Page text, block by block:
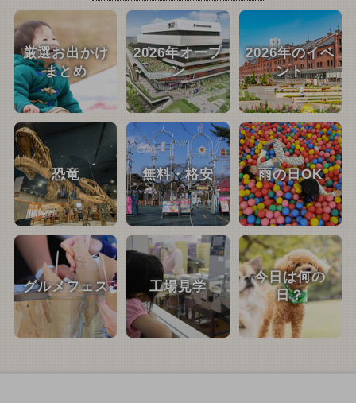
厳選お出かけ
まとめ
2026年オープ
ン
2026年のイベ
ント
恐竜 無料・格安 雨の日OK
グルメフェス 工場見学
今日は何の
日？